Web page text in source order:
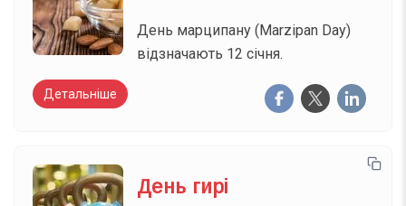
День марципану (Marzipan Day)
відзначають 12 січня.
Детальніше
День гирі